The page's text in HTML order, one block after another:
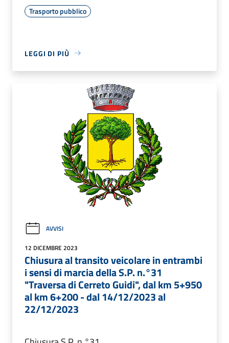
Trasporto pubblico
LEGGI DI PIÙ
AVVISI
12 DICEMBRE 2023
Chiusura al transito veicolare in entrambi
i sensi di marcia della S.P. n.°31
"Traversa di Cerreto Guidi", dal km 5+950
al km 6+200 - dal 14/12/2023 al
22/12/2023